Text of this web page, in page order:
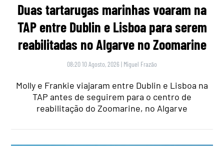
Duas tartarugas marinhas voaram na
TAP entre Dublin e Lisboa para serem
reabilitadas no Algarve no Zoomarine
08:20 10 Agosto, 2026 | Miguel Frazão
Molly e Frankie viajaram entre Dublin e Lisboa na
TAP antes de seguirem para o centro de
reabilitação do Zoomarine, no Algarve